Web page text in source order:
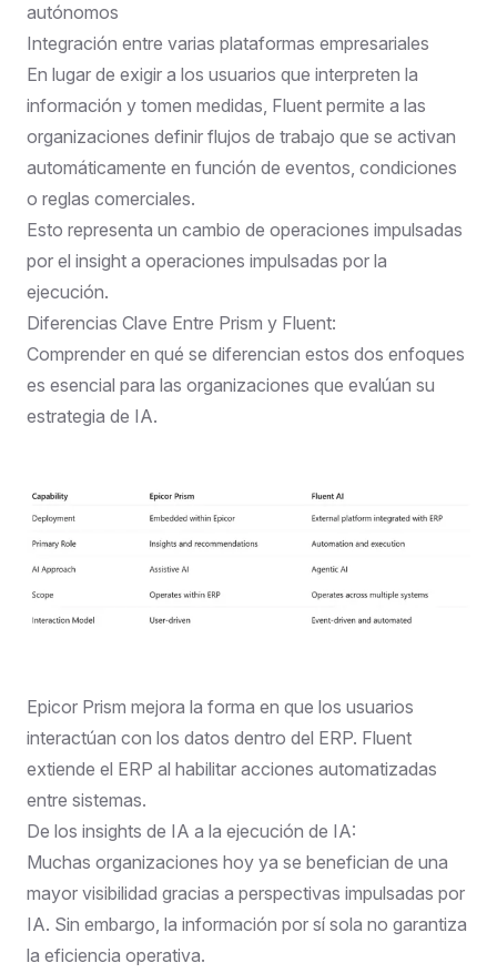
autónomos
Integración entre varias plataformas empresariales
En lugar de exigir a los usuarios que interpreten la
información y tomen medidas, Fluent permite a las
organizaciones definir flujos de trabajo que se activan
automáticamente en función de eventos, condiciones
o reglas comerciales.
Esto representa un cambio de operaciones impulsadas
por el insight a operaciones impulsadas por la
ejecución.
Diferencias Clave Entre Prism y Fluent:
Comprender en qué se diferencian estos dos enfoques
es esencial para las organizaciones que evalúan su
estrategia de IA.
Epicor Prism mejora la forma en que los usuarios
interactúan con los datos dentro del ERP. Fluent
extiende el ERP al habilitar acciones automatizadas
entre sistemas.
De los insights de IA a la ejecución de IA:
Muchas organizaciones hoy ya se benefician de una
mayor visibilidad gracias a perspectivas impulsadas por
IA. Sin embargo, la información por sí sola no garantiza
la eficiencia operativa.